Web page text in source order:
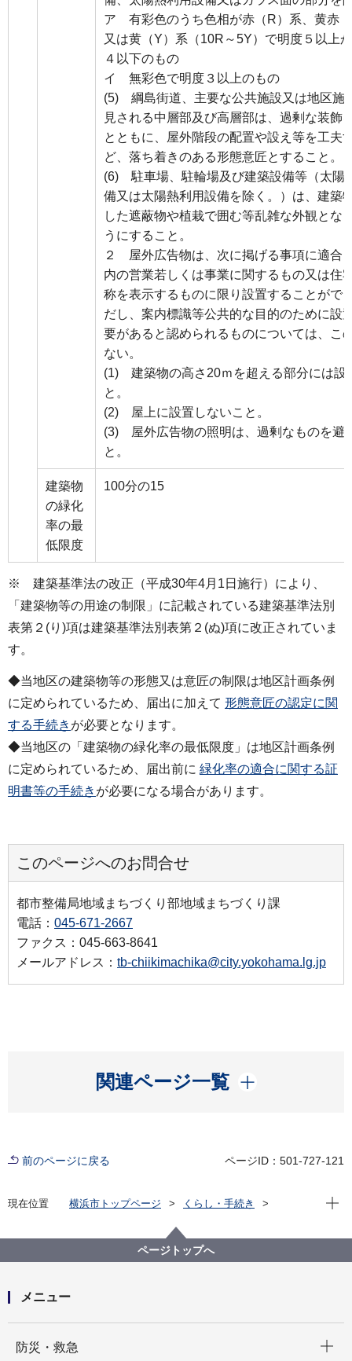
ア 有彩色のうち色相が赤（R）系、黄赤
又は黄（Y）系（10R～5Y）で明度５以上
４以下のもの
イ 無彩色で明度３以上のもの
(5) 綱島街道、主要な公共施設又は地区施
見される中層部及び高層部は、過剰な装飾
とともに、屋外階段の配置や設え等を工夫
ど、落ち着きのある形態意匠とすること。
(6) 駐車場、駐輪場及び建築設備等（太陽
備又は太陽熱利用設備を除く。）は、建築
した遮蔽物や植栽で囲む等乱雑な外観とな
うにすること。
２ 屋外広告物は、次に掲げる事項に適合
内の営業若しくは事業に関するもの又は住
称を表示するものに限り設置することがで
だし、案内標識等公共的な目的のために設
要があると認められるものについては、こ
ない。
(1) 建築物の高さ20ｍを超える部分には設
と。
(2) 屋上に設置しないこと。
(3) 屋外広告物の照明は、過剰なものを避
と。
建築物
の緑化
率の最
低限度
100分の15
※ 建築基準法の改正（平成30年4月1日施行）により、
「建築物等の用途の制限」に記載されている建築基準法別
表第２(り)項は建築基準法別表第２(ぬ)項に改正されていま
す。
◆当地区の建築物等の形態又は意匠の制限は地区計画条例
に定められているため、届出に加えて 形態意匠の認定に関
する手続き が必要となります。
◆当地区の「建築物の緑化率の最低限度」は地区計画条例
に定められているため、届出前に 緑化率の適合に関する証
明書等の手続き が必要になる場合があります。
このページへのお問合せ
都市整備局地域まちづくり部地域まちづくり課
電話： 045-671-2667
ファクス：045-663-8641
メールアドレス： tb-chiikimachika@city.yokohama.lg.jp
関連ページ一覧
開く
前のページに戻る ページID：501-727-121
現在位置 横浜市トップページ
くらし・手続き
地区計画・建築協定等
各区の地区計画
港北区
S-010:港北箕輪町二丁目地区
現在
ページトップへ
メニュー
防災・救急